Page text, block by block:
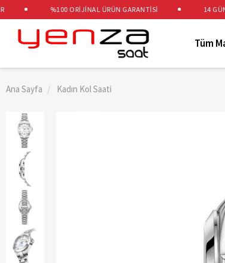
%100 ORİJİNAL ÜRÜN GARANTİSİ 14 GÜN
Tüm
Ana Sayfa Kadın Kol Saati